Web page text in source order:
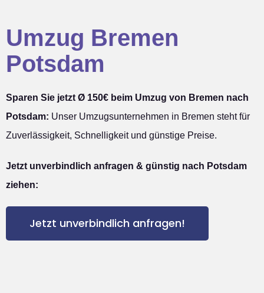
Umzug Bremen
Potsdam
Sparen Sie jetzt Ø 150€ beim Umzug von Bremen nach
Potsdam: Unser Umzugsunternehmen in Bremen steht für
Zuverlässigkeit, Schnelligkeit und günstige Preise.
Jetzt unverbindlich anfragen & günstig nach Potsdam
ziehen:
Jetzt unverbindlich anfragen!